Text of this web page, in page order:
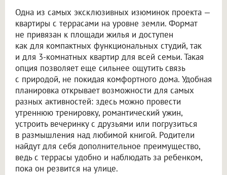
Одна из самых эксклюзивных изюминок проекта —
квартиры с террасами на уровне земли. Формат
не привязан к площади жилья и доступен
как для компактных функциональных студий, так
и для 3-комнатных квартир для всей семьи. Такая
опция позволяет еще сильнее ощутить связь
с природой, не покидая комфортного дома. Удобная
планировка открывает возможности для самых
разных активностей: здесь можно провести
утреннюю тренировку, романтический ужин,
устроить вечеринку с друзьями или погрузиться
в размышления над любимой книгой. Родители
найдут для себя дополнительное преимущество,
ведь с террасы удобно и наблюдать за ребенком,
пока он резвится на улице.